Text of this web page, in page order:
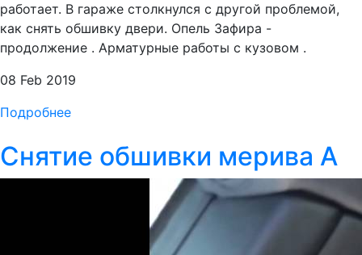
работает. В гараже столкнулся с другой проблемой,
как снять обшивку двери. Опель Зафира -
продолжение . Арматурные работы с кузовом .
08 Feb 2019
Подробнее
Снятие обшивки мерива А